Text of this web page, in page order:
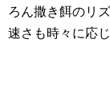
ろん撒き餌のリ
速さも時々に応